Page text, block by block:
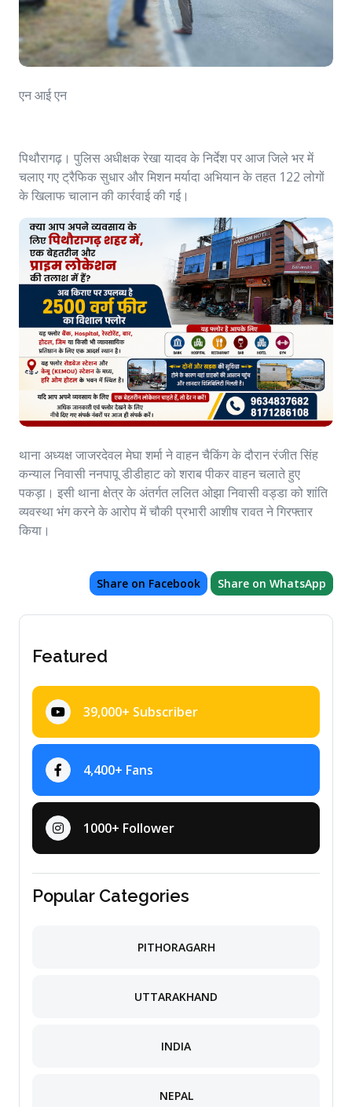
एन आई एन
पिथौरागढ़। पुलिस अधीक्षक रेखा यादव के निर्देश पर आज जिले भर में
चलाए गए ट्रैफिक सुधार और मिशन मर्यादा अभियान के तहत 122 लोगों
के खिलाफ चालान की कार्रवाई की गई।
थाना अध्यक्ष जाजरदेवल मेघा शर्मा ने वाहन चैकिंग के दौरान रंजीत सिंह
कन्याल निवासी ननपापू डीडीहाट को शराब पीकर वाहन चलाते हुए
पकड़ा। इसी थाना क्षेत्र के अंतर्गत ललित ओझा निवासी वड्डा को शांति
व्यवस्था भंग करने के आरोप में चौकी प्रभारी आशीष रावत ने गिरफ्तार
किया।
Share on Facebook Share on WhatsApp
Featured
39,000+ Subscriber
4,400+ Fans
1000+ Follower
Popular Categories
PITHORAGARH
UTTARAKHAND
INDIA
NEPAL